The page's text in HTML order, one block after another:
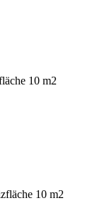
10 m2
10 m2